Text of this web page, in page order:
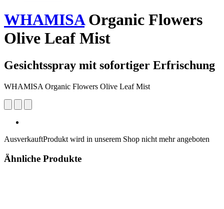
WHAMISAOrganic Flowers
Olive Leaf Mist
Gesichtsspray mit sofortiger Erfrischung
WHAMISA Organic Flowers Olive Leaf Mist
AusverkauftProdukt wird in unserem Shop nicht mehr angeboten
Ähnliche Produkte